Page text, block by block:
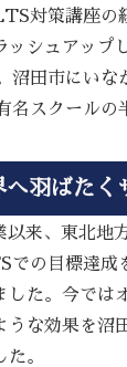
対策講座の
ッシュアップ
沼田市にいな
名スクールの
羽ばたく
以来、東北地
での目標達成
した。今では
うな効果を沼
。